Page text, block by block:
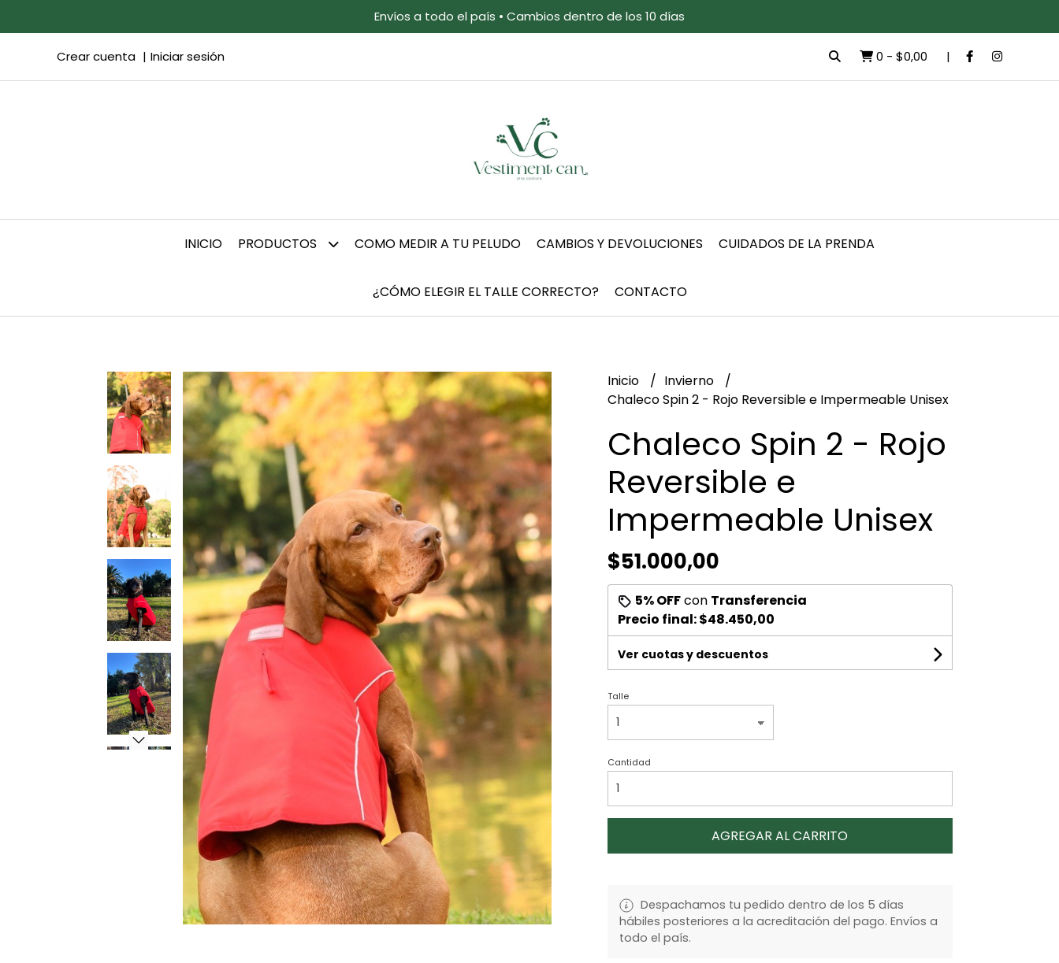
Envíos a todo el país • Cambios dentro de los 10 días
Crear cuenta Iniciar sesión 0 - $0,00
INICIO PRODUCTOS COMO MEDIR A TU PELUDO CAMBIOS Y DEVOLUCIONES CUIDADOS DE LA PRENDA
¿CÓMO ELEGIR EL TALLE CORRECTO? CONTACTO
Inicio
Invierno
Chaleco Spin 2 - Rojo Reversible e Impermeable Unisex
Chaleco Spin 2 - Rojo
Reversible e
Impermeable Unisex
$51.000,00
5% OFFcon Transferencia
Precio final:$48.450,00
Ver cuotas y descuentos
Talle
Cantidad
AGREGAR AL CARRITO
Despachamos tu pedido dentro de los 5 días
hábiles posteriores a la acreditación del pago. Envíos a
todo el país.